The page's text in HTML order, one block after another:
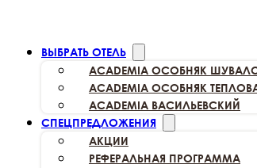
ВЫБРАТЬ ОТЕЛЬ
ACADEMIA ОСОБНЯК
ACADEMIA ОСОБНЯК
ACADEMIA ВАСИЛЬЕВСКИЙ
СПЕЦПРЕДЛОЖЕНИЯ
АКЦИИ
РЕФЕРАЛЬНАЯ ПРОГРАММА